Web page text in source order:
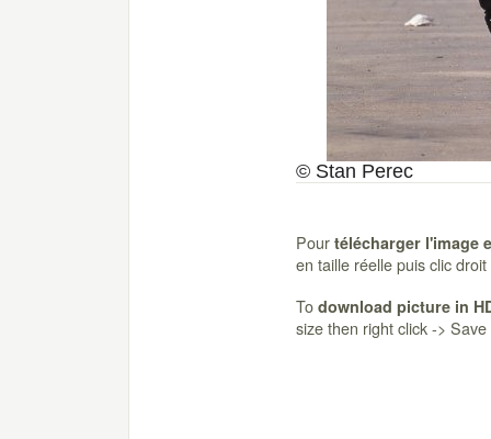
© Stan Perec
Pour télécharger l'image
en taille réelle puis clic
To download picture in
size then right click ->